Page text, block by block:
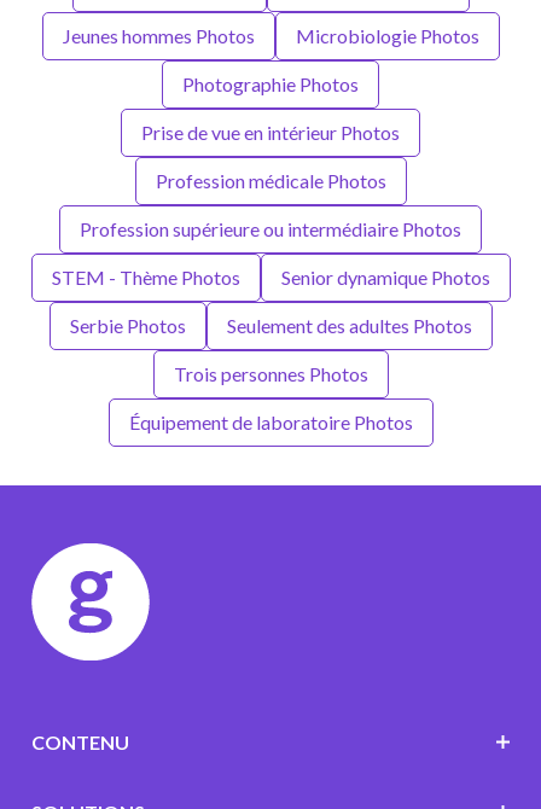
Jeunes hommes Photos Microbiologie Photos
Photographie Photos
Prise de vue en intérieur Photos
Profession médicale Photos
Profession supérieure ou intermédiaire Photos
STEM - Thème Photos Senior dynamique Photos
Serbie Photos Seulement des adultes Photos
Trois personnes Photos
Équipement de laboratoire Photos
CONTENU